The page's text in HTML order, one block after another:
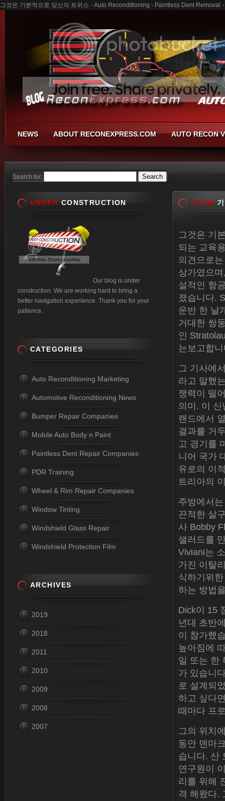
그것은 기본적으로 당신의 트위스 - Auto Reconditioning - Paintless Dent Removal
NEWS ABOUT RECONEXPRESS.COM AUTO RECON
Search for:
그것은
그것은 기
되는 교육
의견으로
상가였으
설적인 항
졌습니다.
운반 한 날
거대한 쌍
인
는보고합
그 기사에
라고 말했
쟁력이 떨
의미. 이
랜드에서
결과를 거
고 경기를
니어 국가
유로의 이
트리아의
주방에서
끈적한 살
사 Bobby
샐러드를
Viviani는
가진 이탈
식하기위
하는 방법
Dick이 15
년대 초반
이 참가했
높아짐에
일 또는 한
가 있습니
로 설계되
하고 싶다
때마다 프
그의 위치
동안 덴마
습니다. 산
연구원이
리를 위해
격 해왔다.
UNDER CONSTRUCTION
Our blog is under
construction. We are working hard to bring a
better navigation experience. Thank you for your
patience.
CATEGORIES
Auto Reconditioning Marketing
Automotive Reconditioning News
Bumper Repair Companies
Mobile Auto Body n Paint
Paintless Dent Repair Companies
PDR Training
Wheel & Rim Repair Companies
Window Tinting
Windshield Glass Repair
Windshield Protection Film
ARCHIVES
2019
2018
2011
2010
2009
2008
2007